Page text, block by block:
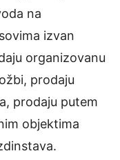
na
izvan
organizovanu
prodaju
prodaju putem
objektima